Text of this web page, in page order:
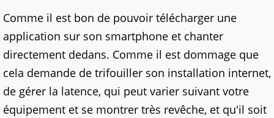
Comme il est bon de pouvoir télécharger une
application sur son smartphone et chanter
directement dedans. Comme il est dommage que
cela demande de trifouiller son installation internet,
de gérer la latence, qui peut varier suivant votre
équipement et se montrer très revêche, et qu'il soit